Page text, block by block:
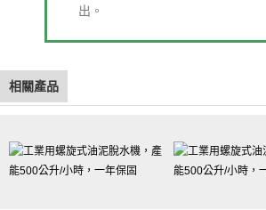
出。
相關產品